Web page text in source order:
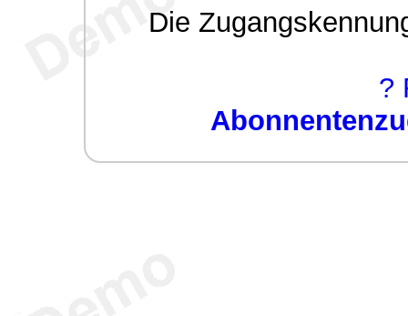
Die
?